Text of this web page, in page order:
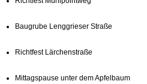
Baugrube Lenggrieser Straße
Richtfest Lärchenstraße
Mittagspause unter dem Apfelbaum